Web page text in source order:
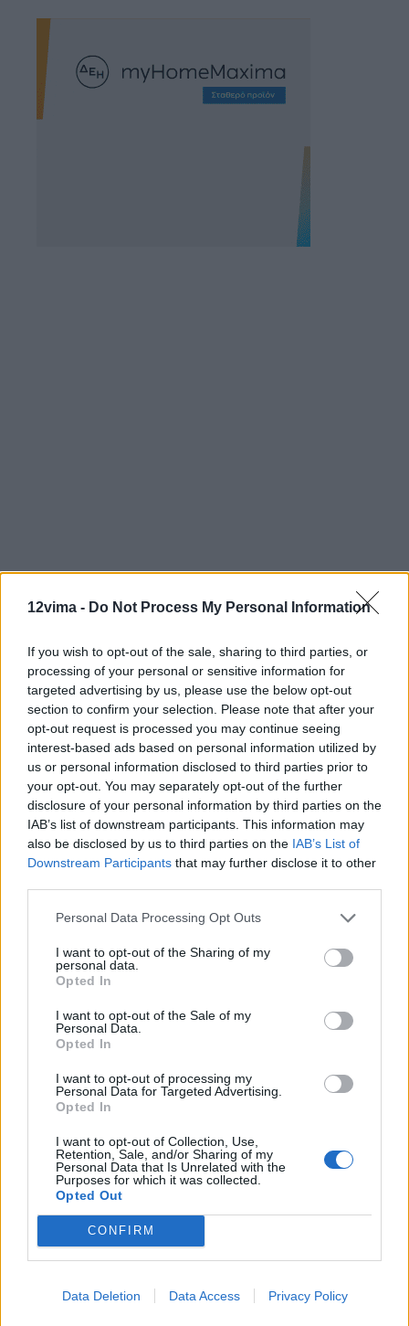
12vima - Do Not Process My Personal Information
If you wish to opt-out of the sale, sharing to third parties, or
processing of your personal or sensitive information for
targeted advertising by us, please use the below opt-out
section to confirm your selection. Please note that after your
opt-out request is processed you may continue seeing
interest-based ads based on personal information utilized by
us or personal information disclosed to third parties prior to
your opt-out. You may separately opt-out of the further
disclosure of your personal information by third parties on the
IAB’s list of downstream participants. This information may
also be disclosed by us to third parties on the IAB’s List of
Downstream Participants that may further disclose it to other
Personal Data Processing Opt Outs
I want to opt-out of the Sharing of my
personal data.
Opted In
I want to opt-out of the Sale of my
Personal Data.
Opted In
I want to opt-out of processing my
Personal Data for Targeted Advertising.
Opted In
I want to opt-out of Collection, Use,
Retention, Sale, and/or Sharing of my
Personal Data that Is Unrelated with the
Purposes for which it was collected.
Opted Out
CONFIRM
Data Deletion Data Access Privacy Policy